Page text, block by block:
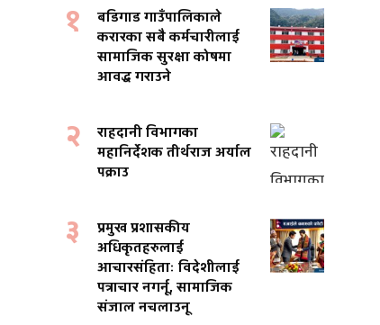
१
बडिगाड गाउँपालिकाले
करारका सबै कर्मचारीलाई
सामाजिक सुरक्षा कोषमा
आवद्ध गराउने
२
राहदानी विभागका
महानिर्देशक तीर्थराज अर्याल
पक्राउ
३
प्रमुख प्रशासकीय
अधिकृतहरुलाई
आचारसंहिताः विदेशीलाई
पत्राचार नगर्नू, सामाजिक
संजाल नचलाउनू